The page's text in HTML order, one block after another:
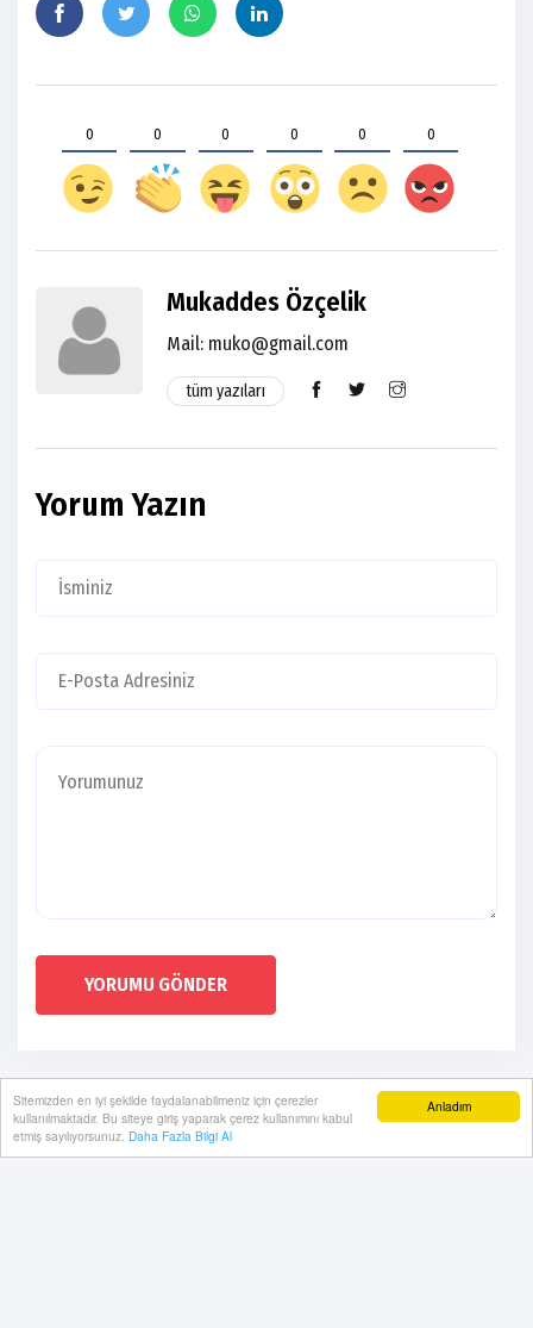
Anladım
Sitemizden en iyi şekilde faydalanabilmeniz için çerezler
kullanılmaktadır. Bu siteye giriş yaparak çerez kullanımını kabul
etmiş sayılıyorsunuz. Daha Fazla Bilgi Al
0 0 0 0 0 0
Mukaddes Özçelik
Mail: muko@gmail.com
tüm yazıları
Yorum Yazın
YORUMU GÖNDER